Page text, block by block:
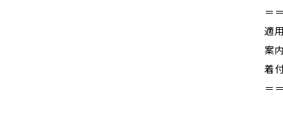
＝
適
案
着
＝